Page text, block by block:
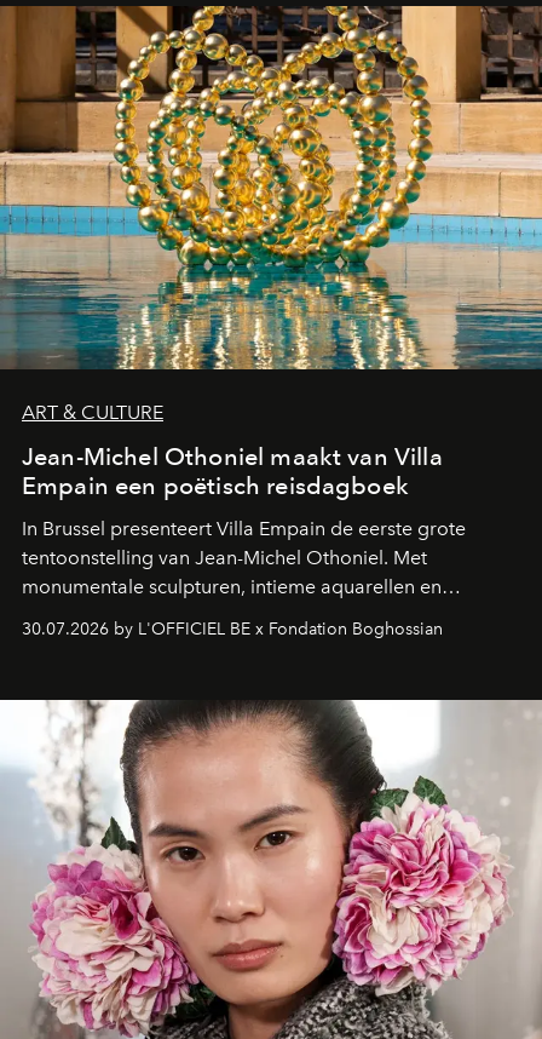
ART & CULTURE
Jean-Michel Othoniel maakt van Villa
Empain een poëtisch reisdagboek
In Brussel presenteert Villa Empain de eerste grote
tentoonstelling van Jean-Michel Othoniel. Met
monumentale sculpturen, intieme aquarellen en
fonkelend Murano-glas creëert de Franse kunstenaar
een emotionele reis waarin elk werk de herinnering
moment van verwondering.
30.07.2026 by L'OFFICIEL BE x Fondation Boghossian